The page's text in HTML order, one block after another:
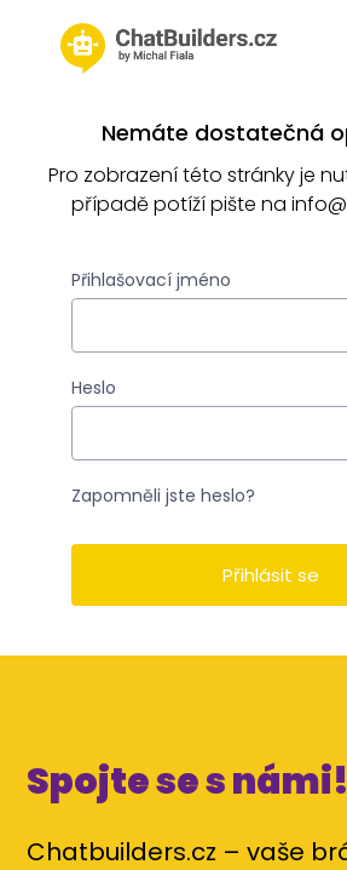
Nemáte dostatečná
Pro zobrazení této stránky je
případě potíží pište na
Přihlašovací jméno
Heslo
Zapomněli jste heslo?
Spojte se s námi!
Chatbuilders.cz – vaše